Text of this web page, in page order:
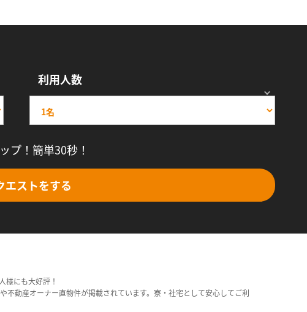
利用人数
プ！簡単30秒！
エストをする
様にも大好評！
動産オーナー直物件が掲載されています。寮・社宅として安心してご利